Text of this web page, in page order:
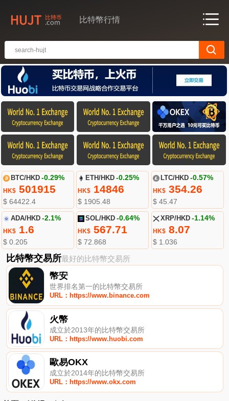
比特幣行情
BTC/HKD -0.29%
HK$501915
$ 64422.4
ETH/HKD -0.25%
HK$ 14846
$ 1905.48
LTC/HKD -0.57%
HK$354.26
$ 45.47
ADA/HKD -2.1%
HK$1.6
$ 0.205
SOL/HKD -0.64%
HK$ 567.71
$ 72.868
XRP/HKD -1.14%
HK$8.07
$ 1.036
比特幣交易所最好的比特幣交易所
幣安
世界排名第一的比特幣交易所
URL：https://www.binance.com
火幣
成立於2013年的比特幣交易所
URL：https://www.huobi.com
歐易OKX
成立於2014年的比特幣交易所
URL：https://www.okx.com